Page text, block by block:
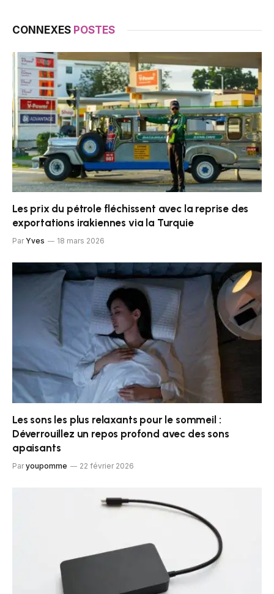
CONNEXES POSTES
Les prix du pétrole fléchissent avec la reprise des
exportations irakiennes via la Turquie
Par Yves 18 mars 2026
Les sons les plus relaxants pour le sommeil :
Déverrouillez un repos profond avec des sons
apaisants
Par youpomme 22 février 2026